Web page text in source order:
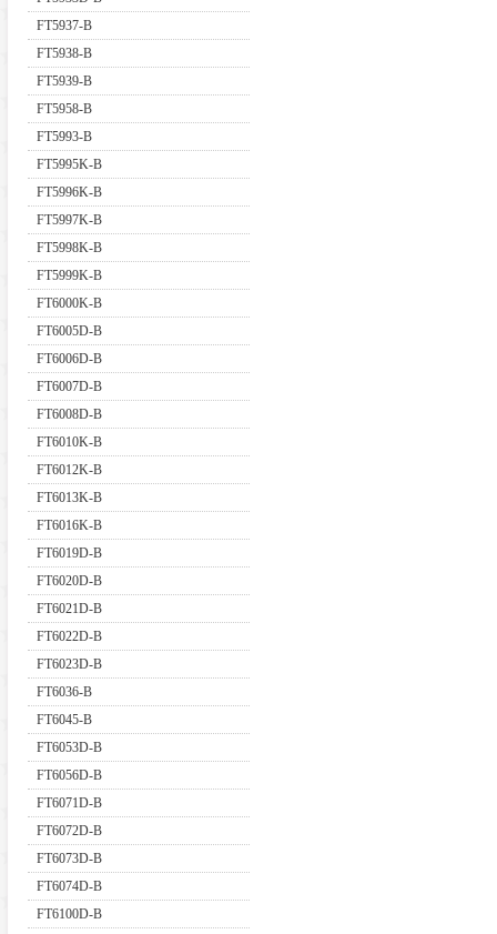
FT5937-B
FT5938-B
FT5939-B
FT5958-B
FT5993-B
FT5995K-B
FT5996K-B
FT5997K-B
FT5998K-B
FT5999K-B
FT6000K-B
FT6005D-B
FT6006D-B
FT6007D-B
FT6008D-B
FT6010K-B
FT6012K-B
FT6013K-B
FT6016K-B
FT6019D-B
FT6020D-B
FT6021D-B
FT6022D-B
FT6023D-B
FT6036-B
FT6045-B
FT6053D-B
FT6056D-B
FT6071D-B
FT6072D-B
FT6073D-B
FT6074D-B
FT6100D-B